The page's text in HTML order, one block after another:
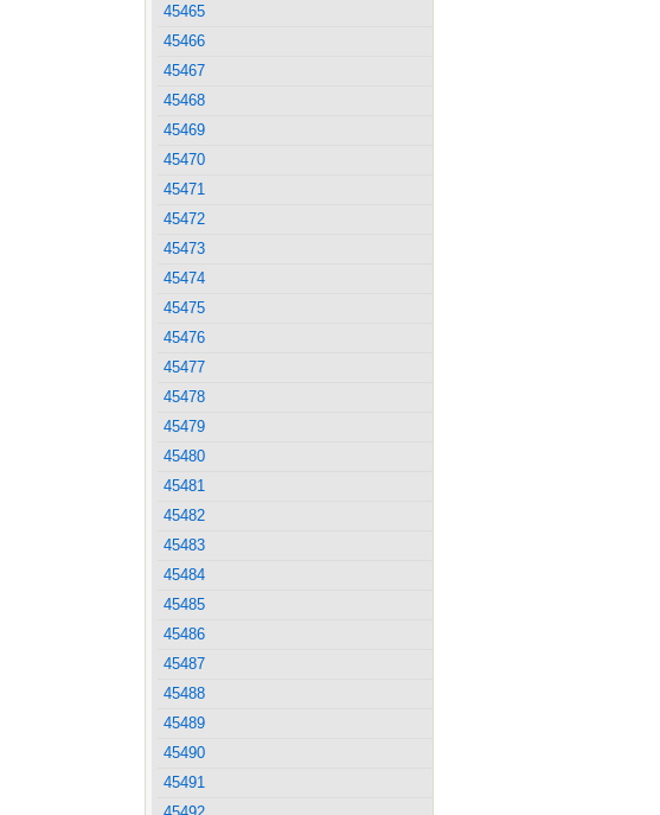
45465
45466
45467
45468
45469
45470
45471
45472
45473
45474
45475
45476
45477
45478
45479
45480
45481
45482
45483
45484
45485
45486
45487
45488
45489
45490
45491